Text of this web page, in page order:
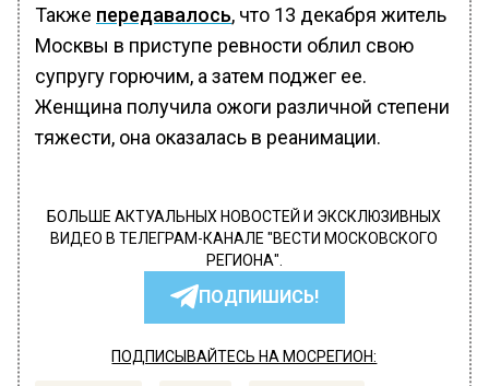
Также передавалось, что 13 декабря житель
Москвы в приступе ревности облил свою
супругу горючим, а затем поджег ее.
Женщина получила ожоги различной степени
тяжести, она оказалась в реанимации.
БОЛЬШЕ АКТУАЛЬНЫХ НОВОСТЕЙ И ЭКСКЛЮЗИВНЫХ
ВИДЕО В ТЕЛЕГРАМ-КАНАЛЕ "ВЕСТИ МОСКОВСКОГО
РЕГИОНА".
ПОДПИШИСЬ!
ПОДПИСЫВАЙТЕСЬ НА МОСРЕГИОН: